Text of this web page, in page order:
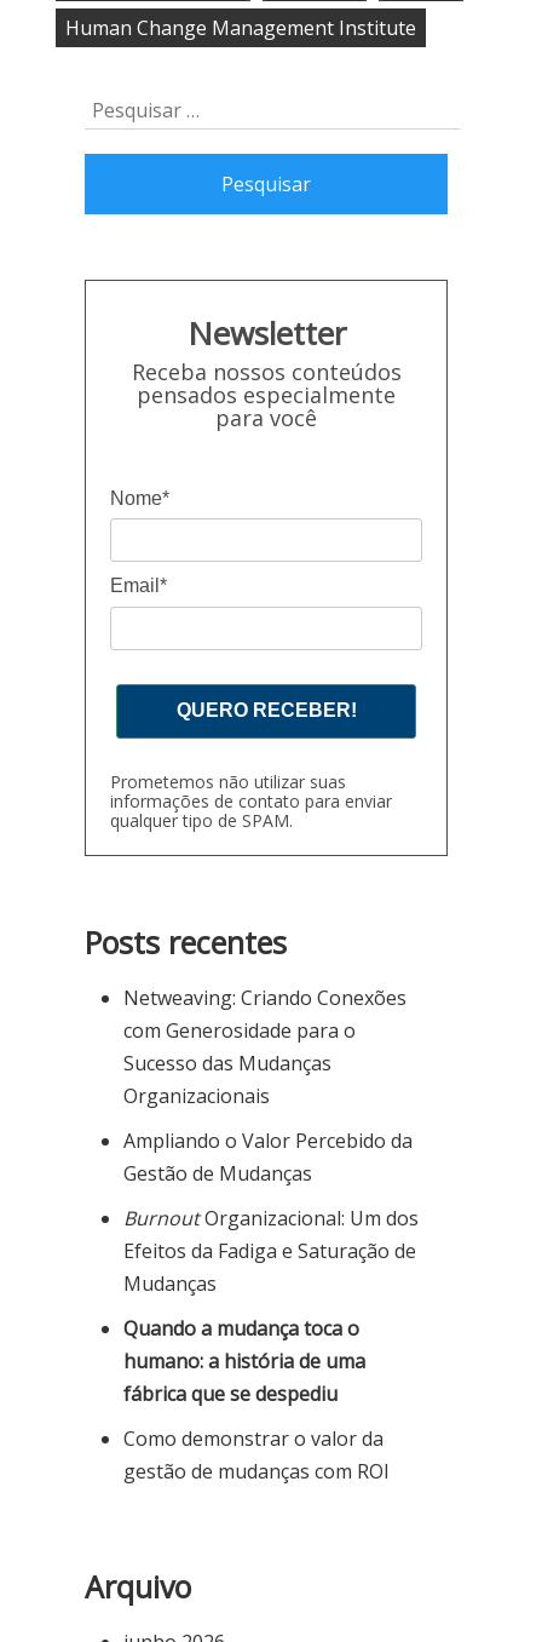
,
,
Human Change Management Institute
Pesquisar
Newsletter
Receba nossos conteúdos
pensados especialmente
para você
Nome*
Email*
QUERO RECEBER!
Prometemos não utilizar suas
informações de contato para enviar
qualquer tipo de SPAM.
Posts recentes
Netweaving: Criando Conexões
com Generosidade para o
Sucesso das Mudanças
Organizacionais
Ampliando o Valor Percebido da
Gestão de Mudanças
BurnoutOrganizacional: Um dos
Efeitos da Fadiga e Saturação de
Mudanças
Quando a mudança toca o
humano: a história de uma
fábrica que se despediu
Como demonstrar o valor da
gestão de mudanças com ROI
Arquivo